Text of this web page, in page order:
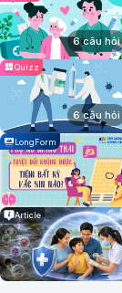
6 câu hỏi
Quizz
6 câu hỏi
LongForm
Article